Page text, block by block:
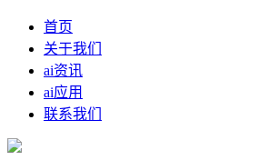
首页
关于我们
ai资讯
ai应用
联系我们